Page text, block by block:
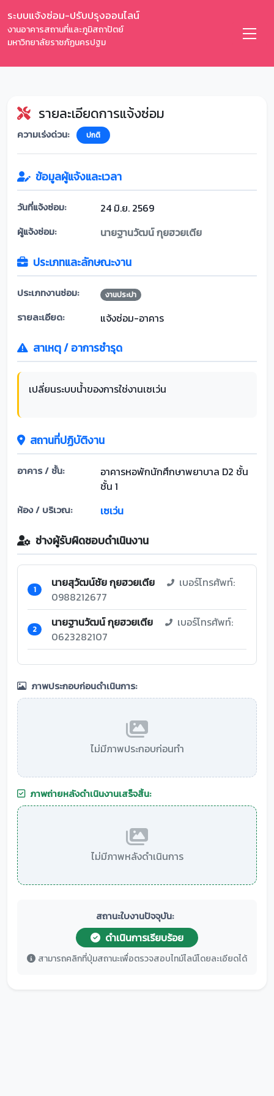
ระบบแจ้งซ่อม-ปรับปรุงออนไลน์
งานอาคารสถานที่และภูมิสถาปัตย์
มหาวิทยาลัยราชภัฏนครปฐม
รายละเอียดการแจ้งซ่อม
ความเร่งด่วน: ปกติ
ข้อมูลผู้แจ้งและเวลา
วันที่แจ้งซ่อม: 24 มิ.ย. 2569
ผู้แจ้งซ่อม: นายฐานวัฒน์ กุยฮวยเตีย
ประเภทและลักษณะงาน
ประเภทงานซ่อม: งานประปา
รายละเอียด: แจ้งซ่อม-อาคาร
สาเหตุ / อาการชำรุด
เปลี่ยนระบบน้ำของการใช่งานเซเว่น
สถานที่ปฏิบัติงาน
อาคาร / ชั้น:
อาคารหอพักนักศึกษาพยาบาล D2 ชั้น
ชั้น 1
ห้อง / บริเวณ: เซเว่น
ช่างผู้รับผิดชอบดำเนินงาน
1 นายสุวัฒน์ชัย กุยฮวยเตีย
เบอร์โทรศัพท์:
0988212677
2 นายฐานวัฒน์ กุยฮวยเตีย
เบอร์โทรศัพท์:
0623282107
ภาพประกอบก่อนดำเนินการ:
ไม่มีภาพประกอบก่อนทำ
ภาพถ่ายหลังดำเนินงานเสร็จสิ้น:
ไม่มีภาพหลังดำเนินการ
สถานะใบงานปัจจุบัน:
ดำเนินการเรียบร้อย
สามารถคลิกที่ปุ่มสถานะเพื่อตรวจสอบไทม์ไลน์โดยละเอียดได้